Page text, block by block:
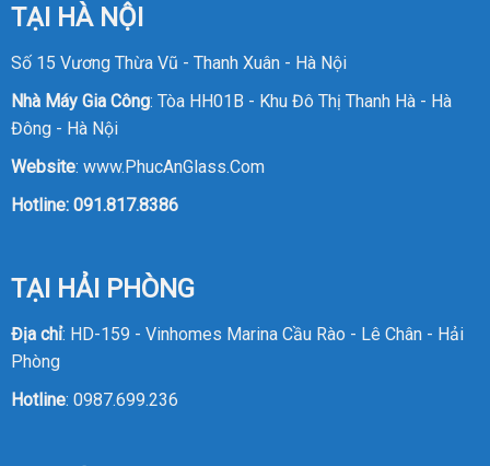
TẠI HÀ NỘI
Số 15 Vương Thừa Vũ - Thanh Xuân - Hà Nội
Nhà Máy Gia Công: Tòa HH01B - Khu Đô Thị Thanh Hà - Hà
Đông - Hà Nội
Website: www.PhucAnGlass.Com
Hotline: 091.817.8386
TẠI HẢI PHÒNG
Địa chỉ: HD-159 - Vinhomes Marina Cầu Rào - Lê Chân - Hải
Phòng
Hotline: 0987.699.236